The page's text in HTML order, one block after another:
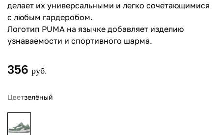
делает их универсальными и легко сочетающимися
с любым гардеробом.
Логотип PUMA на язычке добавляет изделию
узнаваемости и спортивного шарма.
356 руб.
Цветзелёный